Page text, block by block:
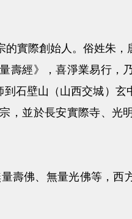
實際創始人。俗姓朱，
壽經》，喜淨業易行，
石壁山（山西交城）
，並於長安實際寺、光
壽佛、無量光佛等，西